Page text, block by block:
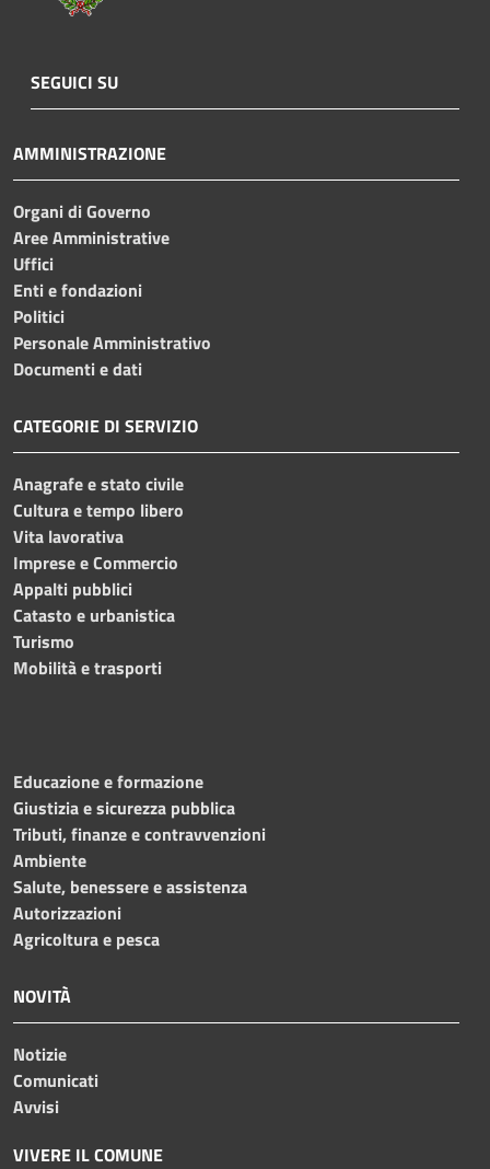
SEGUICI SU
AMMINISTRAZIONE
Organi di Governo
Aree Amministrative
Uffici
Enti e fondazioni
Politici
Personale Amministrativo
Documenti e dati
CATEGORIE DI SERVIZIO
Anagrafe e stato civile
Cultura e tempo libero
Vita lavorativa
Imprese e Commercio
Appalti pubblici
Catasto e urbanistica
Turismo
Mobilità e trasporti
Educazione e formazione
Giustizia e sicurezza pubblica
Tributi, finanze e contravvenzioni
Ambiente
Salute, benessere e assistenza
Autorizzazioni
Agricoltura e pesca
NOVITÀ
Notizie
Comunicati
Avvisi
VIVERE IL COMUNE